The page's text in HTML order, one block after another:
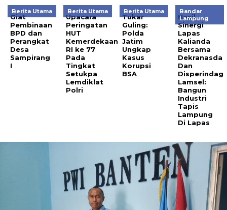
Berita Utama
Giat
Pembinaan
BPD dan
Perangkat
Desa
Sampirang
I
Berita Utama
Upacara
Peringatan
HUT
Kemerdekaan
RI ke 77
Pada
Tingkat
Setukpa
Lemdiklat
Polri
Berita Utama
Tukar
Guling:
Polda
Jatim
Ungkap
Kasus
Korupsi
BSA
Bandar
Lampung
Hasil
Sinergi
Lapas
Kalianda
Bersama
Dekranasda
Dan
Disperindag
Lamsel:
Bangun
Industri
Tapis
Lampung
Di Lapas